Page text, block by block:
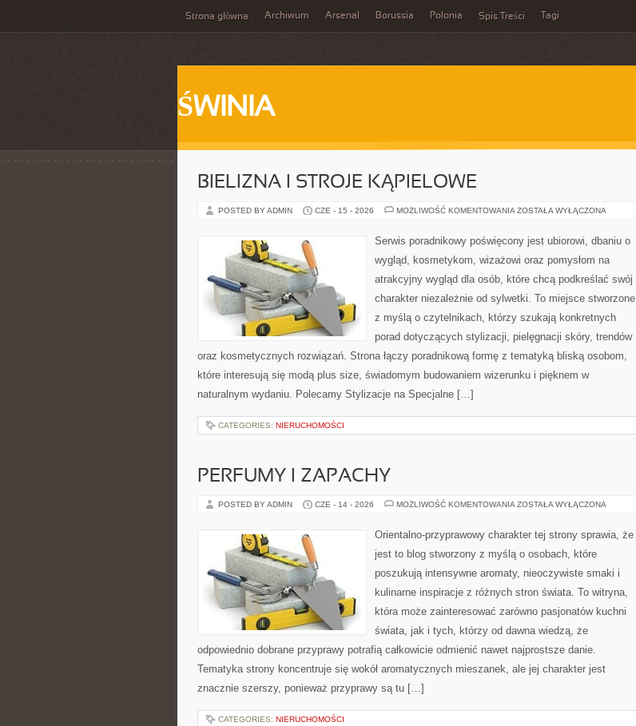
Strona główna Archiwum Arsenal Borussia Polonia Spis Treści Tagi
ŚWINIA
BIELIZNA I STROJE KĄPIELOWE
POSTED BY ADMIN CZE - 15 - 2026 MOŻLIWOŚĆ KOMENTOWANIA BIELIZNA
KĄPIELOWE
ZOSTAŁA WYŁĄCZONA
Serwis poradnikowy poświęcony jest ubiorowi, dbaniu o
wygląd, kosmetykom, wizażowi oraz pomysłom na
atrakcyjny wygląd dla osób, które chcą podkreślać swój
charakter niezależnie od sylwetki. To miejsce stworzone
z myślą o czytelnikach, którzy szukają konkretnych
porad dotyczących stylizacji, pielęgnacji skóry, trendów
oraz kosmetycznych rozwiązań. Strona łączy poradnikową formę z tematyką bliską osobom,
które interesują się modą plus size, świadomym budowaniem wizerunku i pięknem w
naturalnym wydaniu. Polecamy Stylizacje na Specjalne […]
CATEGORIES: NIERUCHOMOŚCI
PERFUMY I ZAPACHY
POSTED BY ADMIN CZE - 14 - 2026 MOŻLIWOŚĆ KOMENTOWANIA PERFUMY
ZOSTAŁA WYŁĄCZONA
Orientalno-przyprawowy charakter tej strony sprawia, że
jest to blog stworzony z myślą o osobach, które
poszukują intensywne aromaty, nieoczywiste smaki i
kulinarne inspiracje z różnych stron świata. To witryna,
która może zainteresować zarówno pasjonatów kuchni
świata, jak i tych, którzy od dawna wiedzą, że
odpowiednio dobrane przyprawy potrafią całkowicie odmienić nawet najprostsze danie.
Tematyka strony koncentruje się wokół aromatycznych mieszanek, ale jej charakter jest
znacznie szerszy, ponieważ przyprawy są tu […]
CATEGORIES: NIERUCHOMOŚCI